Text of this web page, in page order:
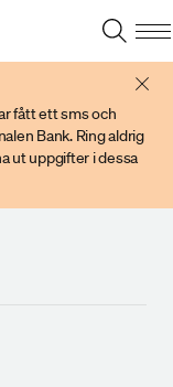
fått ett sms och
Bank. Ring aldrig
ut uppgifter i dessa
senare versioner av t ex